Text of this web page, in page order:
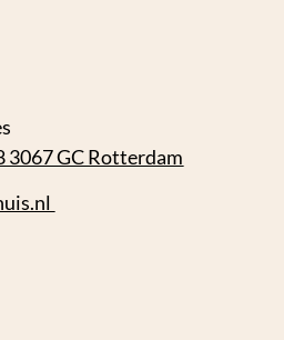
3067 GC Rotterdam